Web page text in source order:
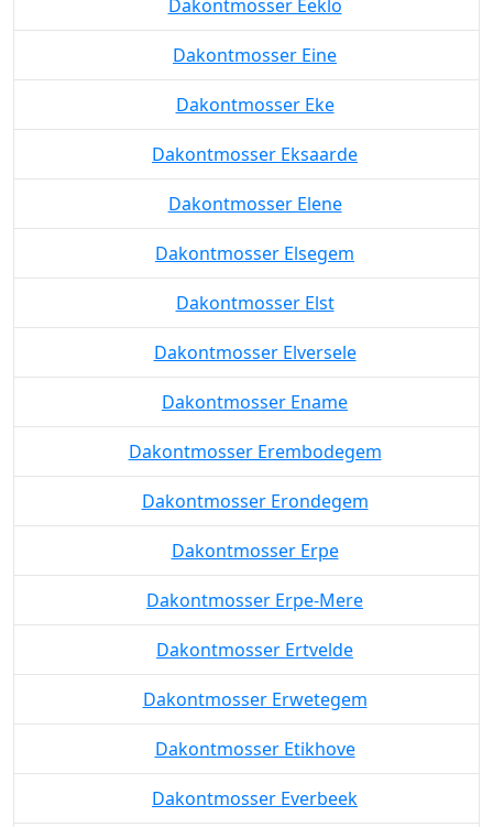
Dakontmosser Eeklo
Dakontmosser Eine
Dakontmosser Eke
Dakontmosser Eksaarde
Dakontmosser Elene
Dakontmosser Elsegem
Dakontmosser Elst
Dakontmosser Elversele
Dakontmosser Ename
Dakontmosser Erembodegem
Dakontmosser Erondegem
Dakontmosser Erpe
Dakontmosser Erpe-Mere
Dakontmosser Ertvelde
Dakontmosser Erwetegem
Dakontmosser Etikhove
Dakontmosser Everbeek